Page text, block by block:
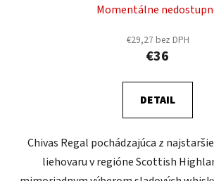
Momentálne
€29,27 bez DPH
€36
DETAIL
Chivas Regal pochádzajúca z
liehovaru v regióne Scottish